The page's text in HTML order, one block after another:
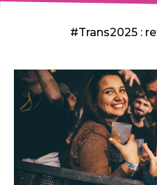
#Trans2025 :